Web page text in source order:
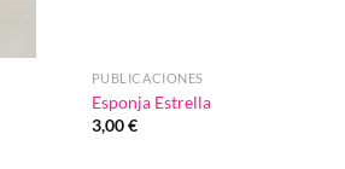
PUBLICACIONES
Esponja Estrella
3,00€